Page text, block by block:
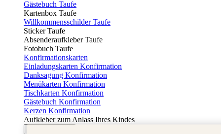
Gästebuch Taufe
Kartenbox Taufe
Willkommensschilder Taufe
Sticker Taufe
Absenderaufkleber Taufe
Fotobuch Taufe
Konfirmationskarten
Einladungskarten Konfirmation
Danksagung Konfirmation
Menükarten Konfirmation
Tischkarten Konfirmation
Gästebuch Konfirmation
Kerzen Konfirmation
Aufkleber zum Anlass Ihres Kindes